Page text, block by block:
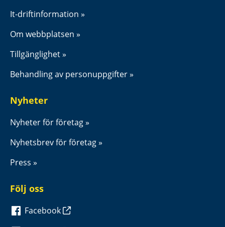
It-driftinformation
Om webbplatsen
Tillgänglighet
Behandling av personuppgifter
Nyheter
Nyheter för företag
Nyhetsbrev för företag
Press
Följ oss
Facebook